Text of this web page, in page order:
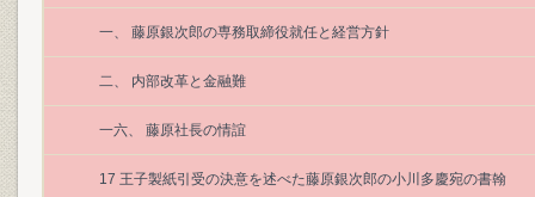
一、 藤原銀次郎の専務取締役就任と経営方針
二、 内部改革と金融難
一六、 藤原社長の情誼
17 王子製紙引受の決意を述べた藤原銀次郎の小川多慶宛の書翰